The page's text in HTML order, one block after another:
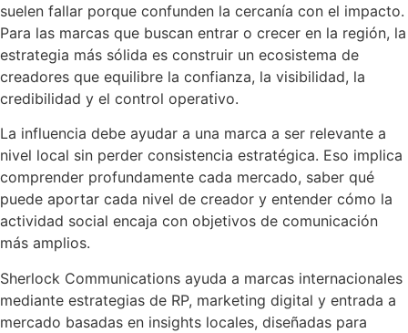
suelen fallar porque confunden la cercanía con el impacto.
Para las marcas que buscan entrar o crecer en la región, la
estrategia más sólida es construir un ecosistema de
creadores que equilibre la confianza, la visibilidad, la
credibilidad y el control operativo.
La influencia debe ayudar a una marca a ser relevante a
nivel local sin perder consistencia estratégica. Eso implica
comprender profundamente cada mercado, saber qué
puede aportar cada nivel de creador y entender cómo la
actividad social encaja con objetivos de comunicación
más amplios.
Sherlock Communications ayuda a marcas internacionales
mediante estrategias de RP, marketing digital y entrada a
mercado basadas en insights locales, diseñadas para